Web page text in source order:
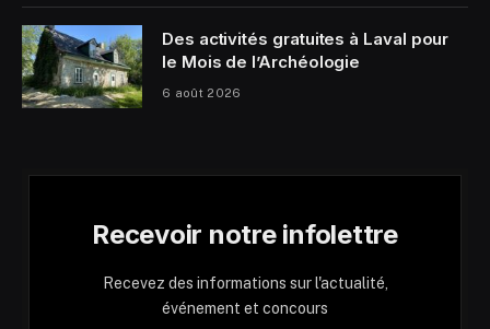
Des activités gratuites à Laval pour
le Mois de l’Archéologie
6 août 2026
Recevoir notre infolettre
Recevez des informations sur l'actualité,
événement et concours